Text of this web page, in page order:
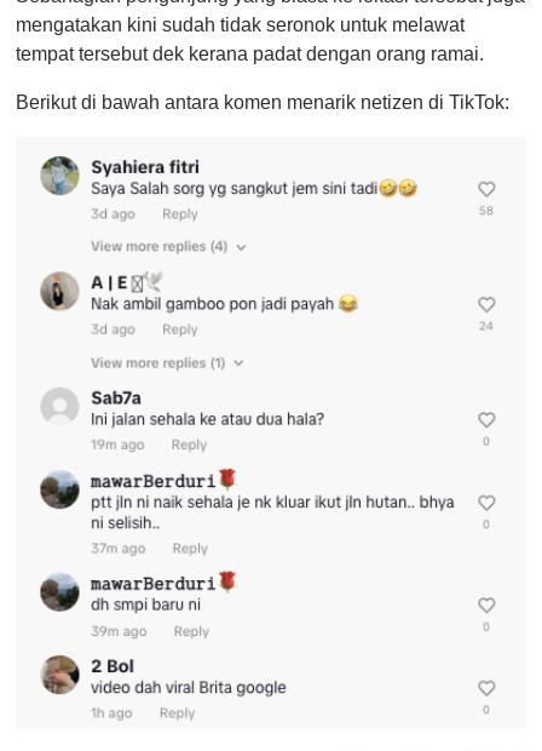
mengatakan kini sudah tidak seronok untuk melawat
tempat tersebut dek kerana padat dengan orang ramai.
Berikut di bawah antara komen menarik netizen di TikTok: